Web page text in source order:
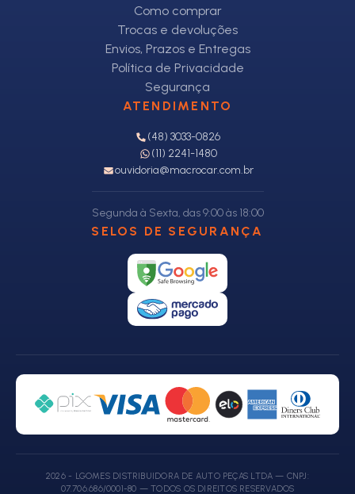
Como comprar
Trocas e devoluções
Envios, Prazos e Entregas
Política de Privacidade
Segurança
ATENDIMENTO
(48) 3033-0826
(11) 2241-1480
ouvidoria@macrocar.com.br
Segunda à Sexta, das 9:00 às 18:00
SELOS DE SEGURANÇA
2026 - LGOMES DISTRIBUIDORA DE AUTO PEÇAS LTDA — CNPJ:
07.706.686/0001-80 — TODOS OS DIREITOS RESERVADOS